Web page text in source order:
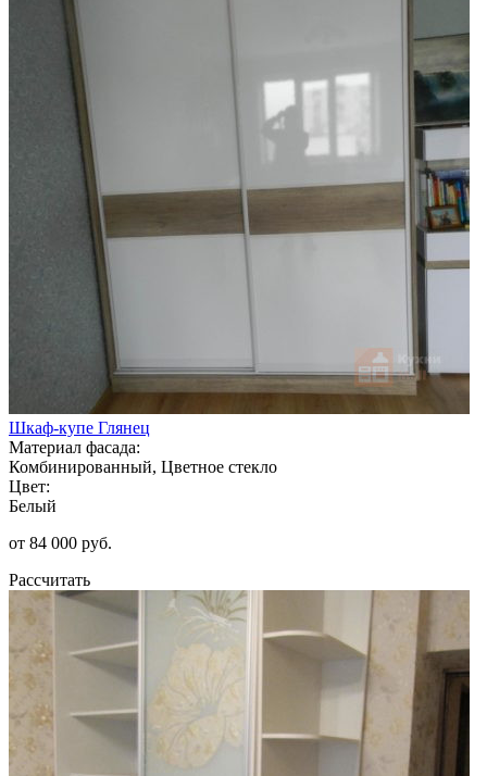
Шкаф-купе Глянец
Материал фасада:
Комбинированный, Цветное стекло
Цвет:
Белый
от 84 000 руб.
Рассчитать